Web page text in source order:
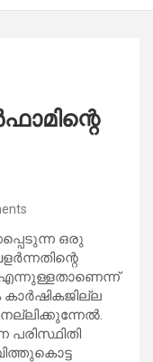
ഒരു
എന്നുള്ളതാണെന്ന്
പരിസ്ഥിതി